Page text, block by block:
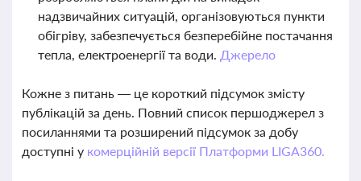
надзвичайних ситуацій, організовуються пункти
обігріву, забезпечується безперебійне постачання
тепла, електроенергії та води. Джерело
Кожне з питань — це короткий підсумок змісту
публікацій за день. Повний список першоджерел з
посиланнями та розширений підсумок за добу
доступні у комерційній версії Платформи LIGA360.